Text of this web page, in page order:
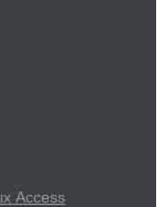
Access